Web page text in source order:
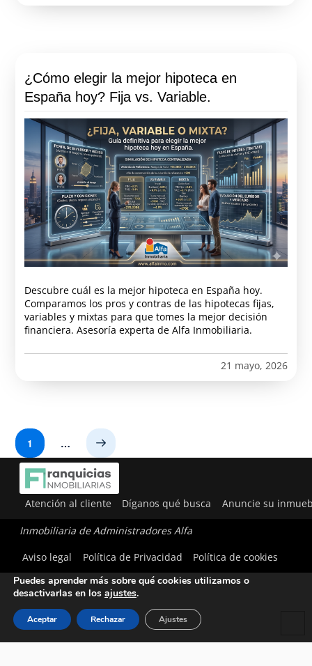
¿Cómo elegir la mejor hipoteca en
España hoy? Fija vs. Variable.
Descubre cuál es la mejor hipoteca en España hoy.
Comparamos los pros y contras de las hipotecas fijas,
variables y mixtas para que tomes la mejor decisión
financiera. Asesoría experta de Alfa Inmobiliaria.
21 mayo, 2026
1 … Next
Atención al cliente Díganos qué busca Anuncie su
Inmobiliaria de Administradores Alfa
Aviso legal
Política de Privacidad Política de cookies
Utilizamos cookies para ofrecerte la mejor experiencia en
Puedes aprender más sobre qué cookies utilizamos o
desactivarlas en los ajustes.
Aceptar Rechazar Ajustes